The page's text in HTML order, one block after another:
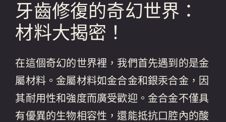
牙齒修復的奇幻世界：
材料大揭密！
在這個奇幻的世界裡，我們首先遇到的是金
屬材料。金屬材料如金合金和銀汞合金，因
其耐用性和強度而廣受歡迎。金合金不僅具
有優異的生物相容性，還能抵抗口腔內的酸